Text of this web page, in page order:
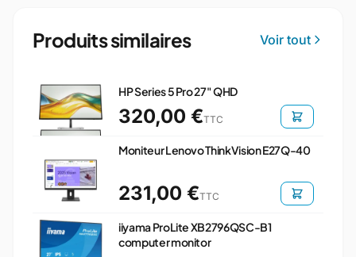
Produits similaires Voir tout
HP Series 5 Pro 27" QHD
320,00 €TTC
Moniteur Lenovo ThinkVision E27Q-40
231,00 €TTC
iiyama ProLite XB2796QSC-B1
computer monitor